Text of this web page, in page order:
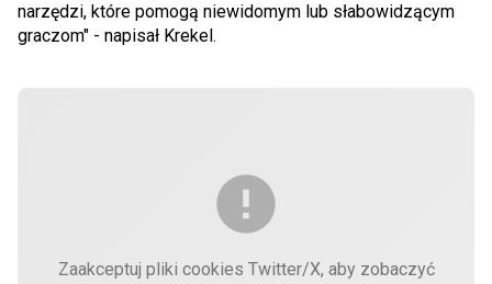
narzędzi, które pomogą niewidomym lub słabowidzącym
graczom" - napisał Krekel.
Zaakceptuj pliki cookies Twitter/X, aby zobaczyć